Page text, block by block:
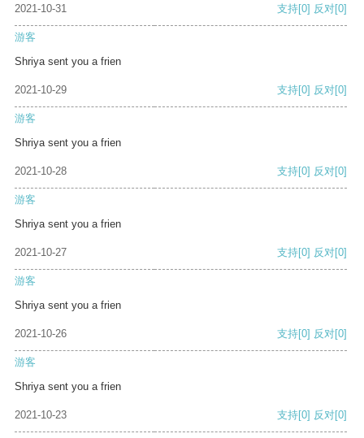
2021-10-31 支持[0] 反对[0]
游客
Shriya sent you a frien
2021-10-29 支持[0] 反对[0]
游客
Shriya sent you a frien
2021-10-28 支持[0] 反对[0]
游客
Shriya sent you a frien
2021-10-27 支持[0] 反对[0]
游客
Shriya sent you a frien
2021-10-26 支持[0] 反对[0]
游客
Shriya sent you a frien
2021-10-23 支持[0] 反对[0]